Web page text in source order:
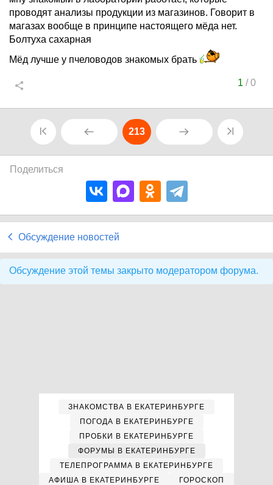
проводят анализы продукции из магазинов. Говорит в
магазах вообще в принципе настоящего мёда нет.
Болтуха сахарная
Мёд лучше у пчеловодов знакомых брать
1 /0
213
Поделиться
Обсуждение новостей
Обсуждение этой темы закрыто модератором форума.
ЗНАКОМСТВА В ЕКАТЕРИНБУРГЕ
ПОГОДА В ЕКАТЕРИНБУРГЕ
ПРОБКИ В ЕКАТЕРИНБУРГЕ
ФОРУМЫ В ЕКАТЕРИНБУРГЕ
ТЕЛЕПРОГРАММА В ЕКАТЕРИНБУРГЕ
АФИША В ЕКАТЕРИНБУРГЕ
ГОРОСКОП